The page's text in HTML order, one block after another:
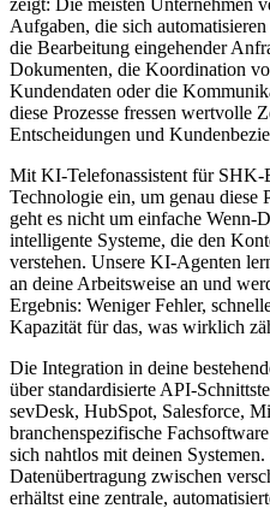
zeigt: Die meisten Unternehmen
Aufgaben, die sich
die Bearbeitung eingehender
Dokumenten, die Koordination
Kundendaten oder die
diese Prozesse fressen wertvolle
Entscheidungen und
Mit KI-Telefonassistent für SHK-
Technologie ein, um genau diese
geht es nicht um einfache Wenn-
intelligente Systeme, die den
verstehen. Unsere KI-Agenten
an deine Arbeitsweise an und
Ergebnis: Weniger Fehler,
Kapazität für das, was wirklich
Die Integration in deine
über standardisierte API-
sevDesk, HubSpot, Salesforce,
branchenspezifische
sich nahtlos mit deinen
Datenübertragung zwischen
erhältst eine zentrale,